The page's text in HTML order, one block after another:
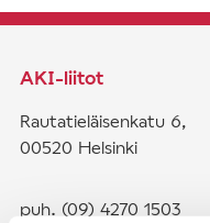
AKI-liitot
Rautatieläisenkatu 6,
00520 Helsinki
puh. (09) 4270 1503